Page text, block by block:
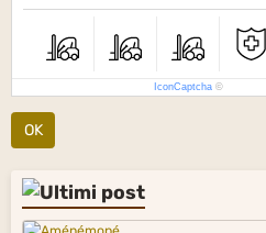
IconCaptcha ©
OK